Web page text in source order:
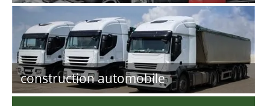
construction automobile